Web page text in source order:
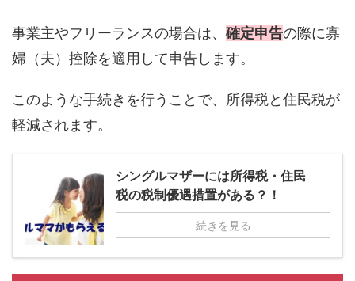
事業主やフリーランスの場合は、確定申告の際に寡
婦（夫）控除を適用して申告します。
このような手続きを行うことで、所得税と住民税が
軽減されます。
シングルマザーには所得税・住民
税の税制優遇措置がある？！
続きを見る